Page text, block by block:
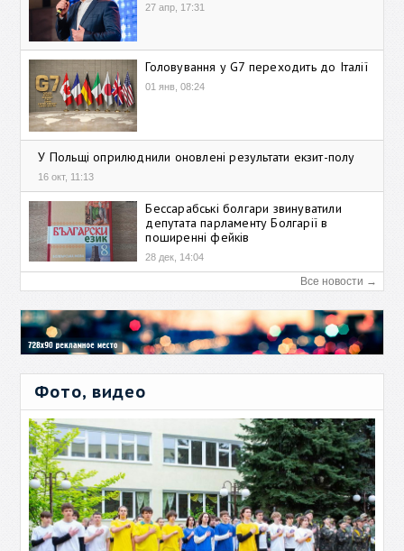
27 апр, 17:31
Головування у G7 переходить до Італії
01 янв, 08:24
У Польщі оприлюднили оновлені результати екзит-полу
16 окт, 11:13
Бессарабські болгари звинуватили
депутата парламенту Болгарії в
поширенні фейків
28 дек, 14:04
Все новости →
Фото, видео